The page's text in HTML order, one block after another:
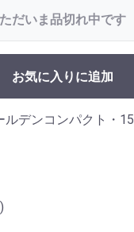
ただいま品切れ中です
お気に入りに追加
ルデンコンパクト・15